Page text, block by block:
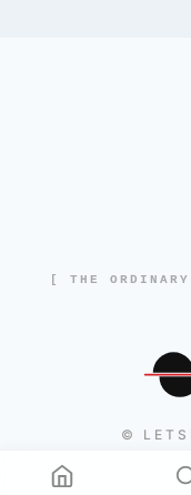
[ THE
©